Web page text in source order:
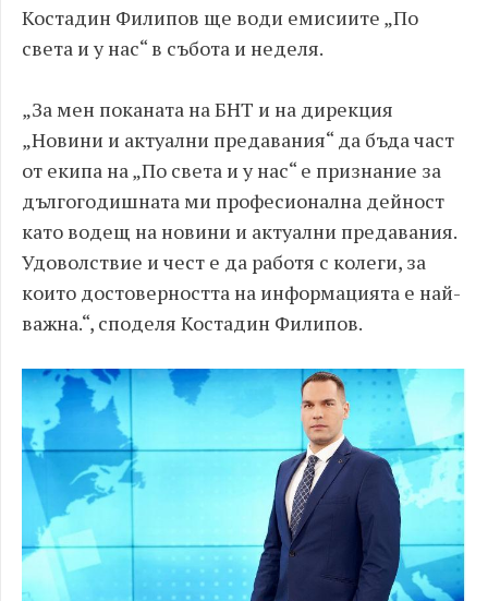
Костадин Филипов ще води емисиите „По
света и у нас“ в събота и неделя.
„За мен поканата на БНТ и на дирекция
„Новини и актуални предавания“ да бъда част
от екипа на „По света и у нас“ е признание за
дългогодишната ми професионална дейност
като водещ на новини и актуални предавания.
Удоволствие и чест е да работя с колеги, за
които достоверността на информацията е най-
важна.“, споделя Костадин Филипов.